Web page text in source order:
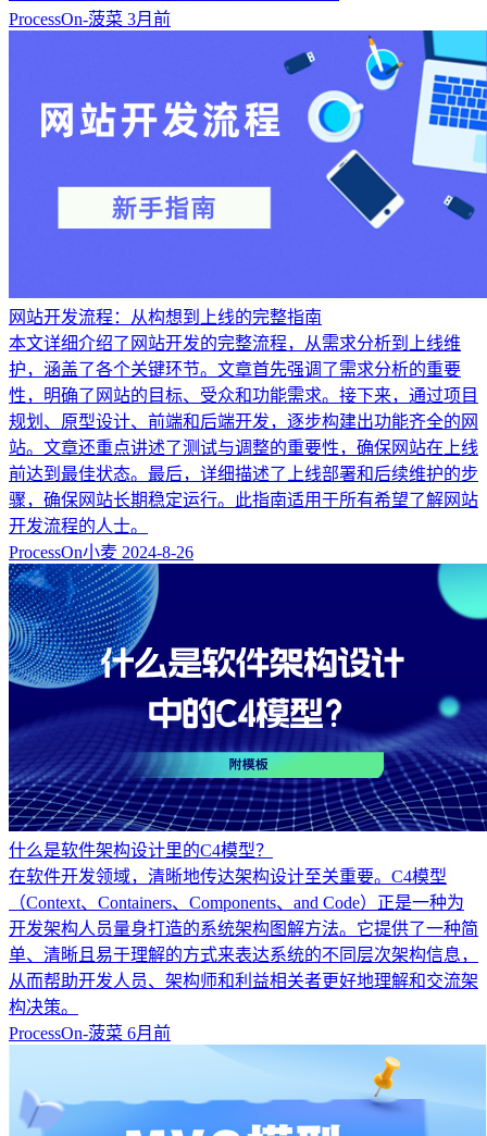
ProcessOn-菠菜 3月前
网站开发流程：从构想到上线的完整指南
本文详细介绍了网站开发的完整流程，从需求分析到上线维
护，涵盖了各个关键环节。文章首先强调了需求分析的重要
性，明确了网站的目标、受众和功能需求。接下来，通过项目
规划、原型设计、前端和后端开发，逐步构建出功能齐全的网
站。文章还重点讲述了测试与调整的重要性，确保网站在上线
前达到最佳状态。最后，详细描述了上线部署和后续维护的步
骤，确保网站长期稳定运行。此指南适用于所有希望了解网站
开发流程的人士。
ProcessOn小麦 2024-8-26
什么是软件架构设计里的C4模型？
在软件开发领域，清晰地传达架构设计至关重要。C4模型
（Context、Containers、Components、and Code）正是一种为
开发架构人员量身打造的系统架构图解方法。它提供了一种简
单、清晰且易于理解的方式来表达系统的不同层次架构信息，
从而帮助开发人员、架构师和利益相关者更好地理解和交流架
构决策。
ProcessOn-菠菜 6月前